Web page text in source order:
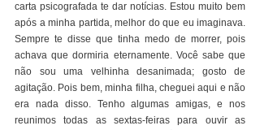
carta psicografada te dar notícias. Estou muito bem
após a minha partida, melhor do que eu imaginava.
Sempre te disse que tinha medo de morrer, pois
achava que dormiria eternamente. Você sabe que
não sou uma velhinha desanimada; gosto de
agitação. Pois bem, minha filha, cheguei aqui e não
era nada disso. Tenho algumas amigas, e nos
reunimos todas as sextas-feiras para ouvir as